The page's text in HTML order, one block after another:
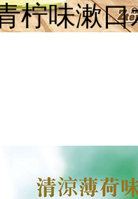
柠味漱口